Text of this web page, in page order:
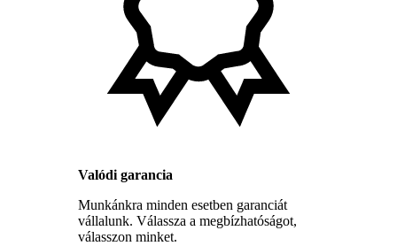
Valódi garancia
Munkánkra minden esetben garanciát
vállalunk. Válassza a megbízhatóságot,
válasszon minket.